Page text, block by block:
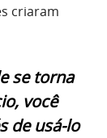
criaram
se torna
você
de usá-lo